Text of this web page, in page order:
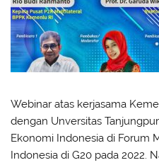
Webinar atas kerjasama
dengan Unversitas
Ekonomi Indonesia di Forum
Indonesia di G20 pada 2022.